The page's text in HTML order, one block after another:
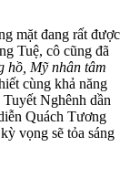
mặt đang rất được
Tuệ, cô cũng đã
hồ, Mỹ nhân tâm
cùng khả năng
Nghênh dần
Quách Tương
vọng sẽ tỏa sáng